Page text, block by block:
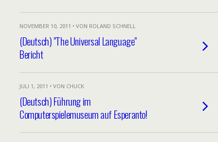
NOVEMBER 10, 2011 • VON ROLAND SCHNELL
(Deutsch) "The Universal Language"
Bericht
JULI 1, 2011 • VON CHUCK
(Deutsch) Führung im
Computerspielemuseum auf Esperanto!